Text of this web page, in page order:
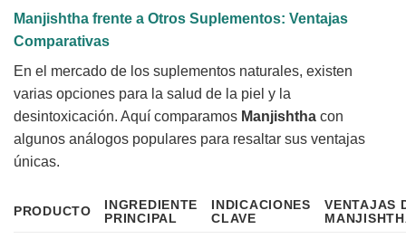
Manjishtha frente a Otros Suplementos: Ventajas
Comparativas
En el mercado de los suplementos naturales, existen
varias opciones para la salud de la piel y la
desintoxicación. Aquí comparamos Manjishtha con
algunos análogos populares para resaltar sus ventajas
únicas.
PRODUCTO
INGREDIENTE
PRINCIPAL
INDICACIONES
CLAVE
VENTAJAS